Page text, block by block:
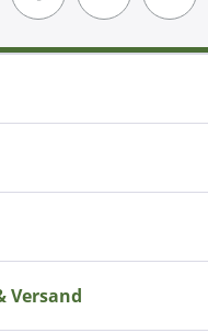
Versand